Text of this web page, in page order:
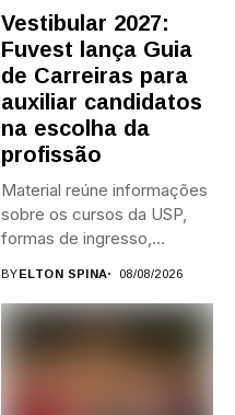
Vestibular 2027:
Fuvest lança Guia
de Carreiras para
auxiliar candidatos
na escolha da
profissão
Material reúne informações
sobre os cursos da USP,
formas de ingresso,
BYELTON SPINA 08/08/2026